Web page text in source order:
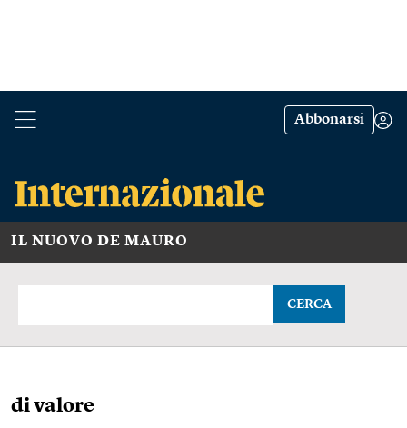
Abbonarsi
IL NUOVO DE MAURO
CERCA
di valore